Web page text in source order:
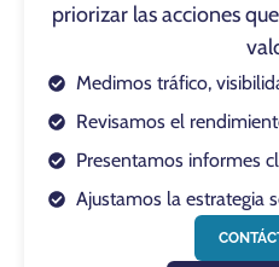
priorizar las acciones
Medimos tráfico,
Revisamos el
Presentamos informes
Ajustamos la estrategia